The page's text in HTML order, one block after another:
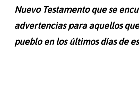
Nuevo Testamento que se
advertencias para aquellos
pueblo en los últimos días de